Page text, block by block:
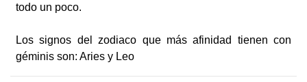
todo un poco.
Los signos del zodiaco que más afinidad tienen con
géminis son: Aries y Leo